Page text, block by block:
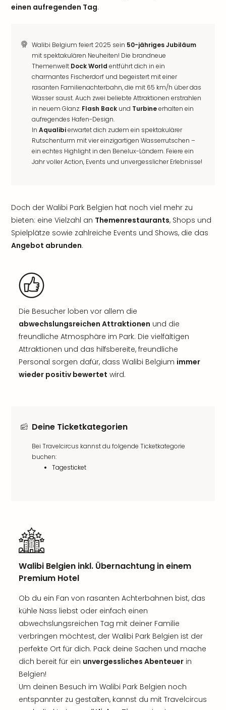
einen aufregenden Tag.
Walibi Belgium feiert 2025 sein 50-jähriges Jubiläum
mit spektakulären Neuheiten! Die brandneue
Themenwelt Dock World entführt dich in ein
charmantes Fischerdorf und begeistert mit einer
rasanten Familienachterbahn, die mit 65 km/h über das
Wasser saust. Auch zwei beliebte Attraktionen erstrahlen
in neuem Glanz: Flash Back und Turbineerhalten ein
aufregendes Hafen-Design.
In Aqualibierwartet dich zudem ein spektakulärer
Rutschenturm mit vier einzigartigen Wasserrutschen –
ein echtes Highlight in den Benelux-Ländern. Feiere ein
Jahr voller Action, Events und unvergesslicher Erlebnisse!
Doch der Walibi Park Belgien hat noch viel mehr zu
bieten: eine Vielzahl an Themenrestaurants, Shops und
Spielplätze sowie zahlreiche Events und Shows, die das
Angebot abrunden.
Die Besucher loben vor allem die
abwechslungsreichen Attraktionen und die
freundliche Atmosphäre im Park. Die vielfältigen
Attraktionen und das hilfsbereite, freundliche
Personal sorgen dafür, dass Walibi Belgium immer
wieder positiv bewertet wird.
Deine Ticketkategorien
Bei Travelcircus kannst du folgende Ticketkategorie
buchen:
Tagesticket
Walibi Belgien inkl. Übernachtung in einem
Premium Hotel
Ob du ein Fan von rasanten Achterbahnen bist, das
kühle Nass liebst oder einfach einen
abwechslungsreichen Tag mit deiner Familie
verbringen möchtest, der Walibi Park Belgien ist der
perfekte Ort für dich. Pack deine Sachen und mache
dich bereit für ein unvergessliches Abenteuer in
Belgien!
Um deinen Besuch im Walibi Park Belgien noch
entspannter zu gestalten, kannst du mit Travelcircus